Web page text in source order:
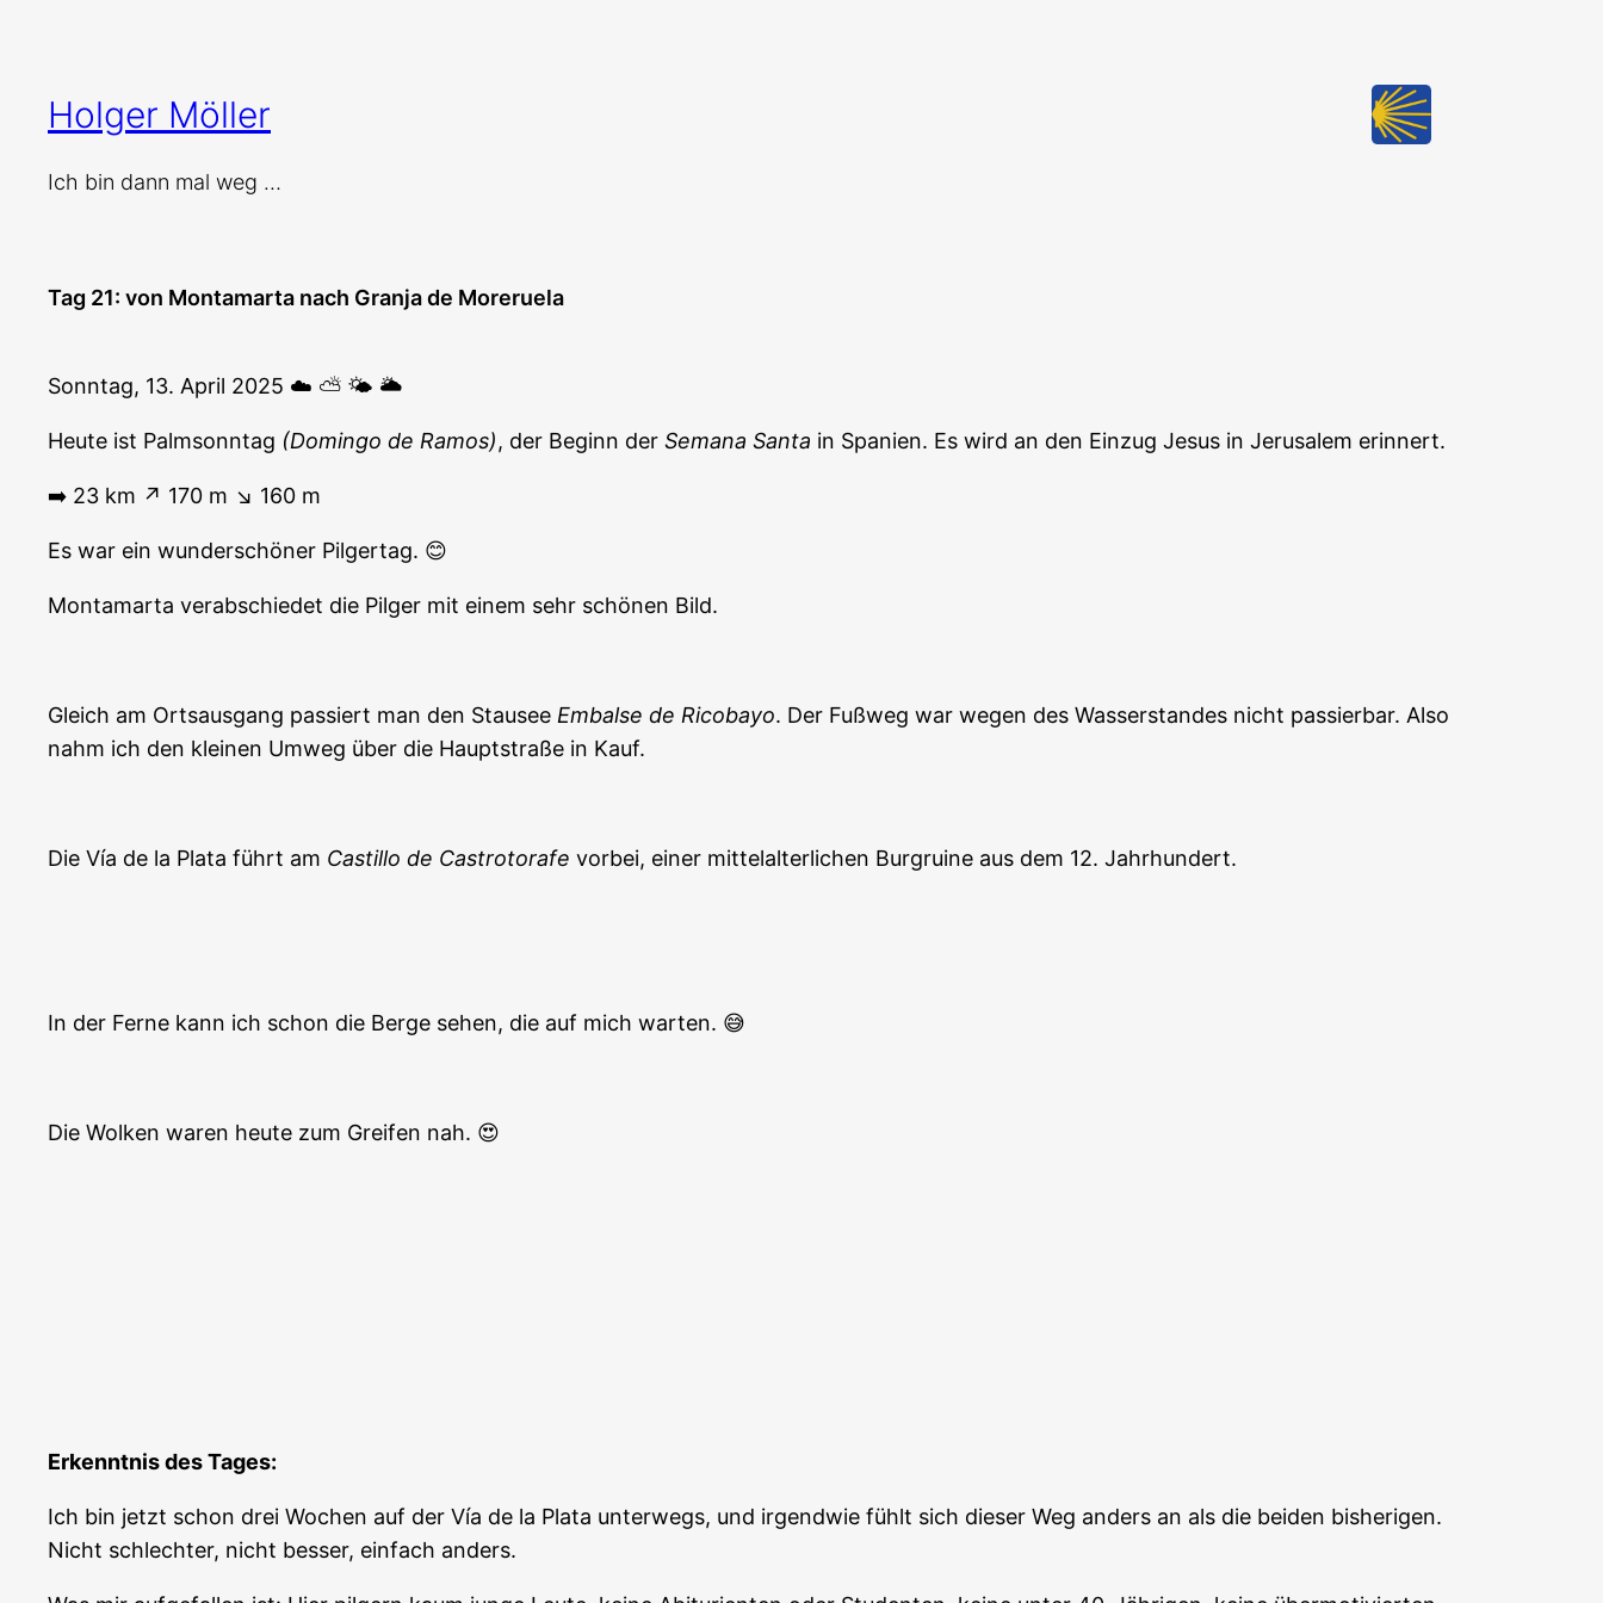
Holger Möller
Ich bin dann mal weg …
Tag 21: von Montamarta nach Granja de Moreruela
Sonntag, 13. April 2025 ☁️ ⛅️ 🌤️ 🌥️
Heute ist Palmsonntag (Domingo de Ramos), der Beginn der Semana Santa in Spanien. Es wird an den Einzug Jesus in Jerusalem erinnert.
➡️ 23 km ↗️ 170 m ↘️ 160 m
Es war ein wunderschöner Pilgertag. 😊
Montamarta verabschiedet die Pilger mit einem sehr schönen Bild.
Gleich am Ortsausgang passiert man den Stausee Embalse de Ricobayo. Der Fußweg war wegen des Wasserstandes nicht passierbar. Also
nahm ich den kleinen Umweg über die Hauptstraße in Kauf.
Die Vía de la Plata führt am Castillo de Castrotorafe vorbei, einer mittelalterlichen Burgruine aus dem 12. Jahrhundert.
In der Ferne kann ich schon die Berge sehen, die auf mich warten. 😅
Die Wolken waren heute zum Greifen nah. 😍
Erkenntnis des Tages:
Ich bin jetzt schon drei Wochen auf der Vía de la Plata unterwegs, und irgendwie fühlt sich dieser Weg anders an als die beiden bisherigen.
Nicht schlechter, nicht besser, einfach anders.